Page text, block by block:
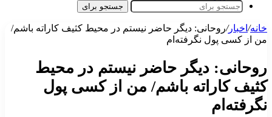
جستجو برای
خانه/ اخبار/روحانی: دیگر حاضر نیستم در محیط کثیف کاراته باشم/
من از کسی پول نگرفته‌ام
روحانی: دیگر حاضر نیستم در محیط
کثیف کاراته باشم/ من از کسی پول
نگرفته‌ام